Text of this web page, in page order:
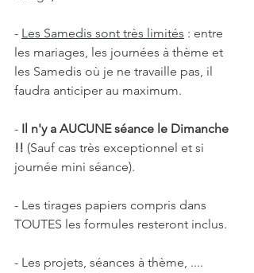
- Les Samedis sont très limités : entre
les mariages, les journées à thème et
les Samedis où je ne travaille pas, il
faudra anticiper au maximum.
- Il n'y a AUCUNE séance le Dimanche
!! (Sauf cas très exceptionnel et si
journée mini séance).
- Les tirages papiers compris dans
TOUTES les formules resteront inclus.
- Les projets, séances à thème, ....